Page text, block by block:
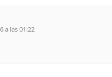
a las 01:22